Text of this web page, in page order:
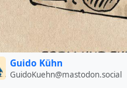
Guido Kühn
GuidoKuehn@mastodon.social